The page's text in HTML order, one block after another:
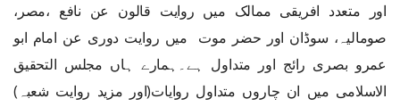
اور متعدد افریقی ممالک میں روایت قالون عن نافع ،مصر،
صومالیہ، سوڈان اور حضر موت میں روایت دوری عن امام ابو
عمرو بصری رائج اور متداول ہے۔ہمارے ہاں مجلس التحقیق
الاسلامی میں ان چاروں متداول روایات(اور مزید روایت شعبہ)